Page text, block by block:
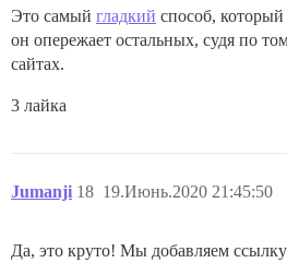
Это самый гладкий способ,
он опережает остальных, судя по
сайтах.
3 лайка
Jumanji 19.Июнь.2020 21:45:50
18
Да, это круто! Мы добавляем